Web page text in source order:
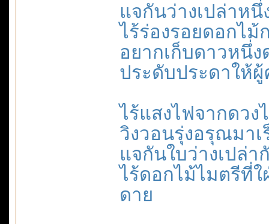
แจกันว่างเปล่าหนึ่
ไร้ร่องรอยดอกไ
อยากเก็บดาวหนึ่
ประดับประดาให้
ไร้แสงไฟจากดวง
วิงวอนรุ่งอรุณมา
แจกันใบว่างเปล่า
ไร้ดอกไม้ไมตรีที่
ดาย